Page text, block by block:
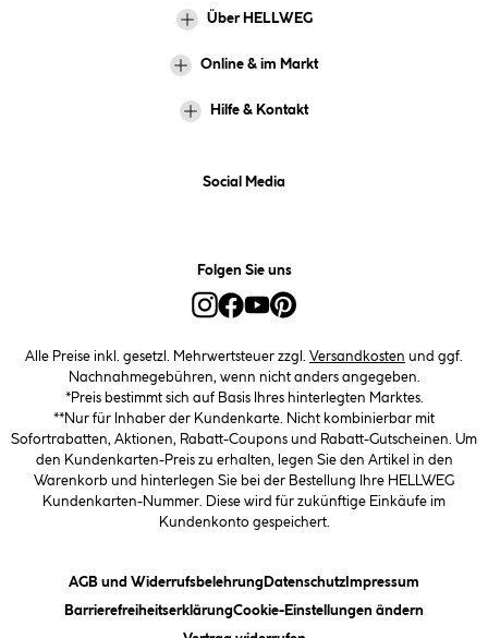
Über HELLWEG
Online & im Markt
Hilfe & Kontakt
Social Media
Folgen Sie uns
Alle Preise inkl. gesetzl. Mehrwertsteuer zzgl. Versandkosten und ggf.
Nachnahmegebühren, wenn nicht anders angegeben.
*Preis bestimmt sich auf Basis Ihres hinterlegten Marktes.
**Nur für Inhaber der Kundenkarte. Nicht kombinierbar mit
Sofortrabatten, Aktionen, Rabatt-Coupons und Rabatt-Gutscheinen. Um
den Kundenkarten-Preis zu erhalten, legen Sie den Artikel in den
Warenkorb und hinterlegen Sie bei der Bestellung Ihre HELLWEG
Kundenkarten-Nummer. Diese wird für zukünftige Einkäufe im
Kundenkonto gespeichert.
AGB und Widerrufsbelehrung (öffnet ein Dialogfeld)
Datenschutz(öffnet ein Dialogfeld)
Impressum
Barrierefreiheitserklärung(öffnet ein Dialogfeld)
Cookie-Einstellungen ändern(öffnet